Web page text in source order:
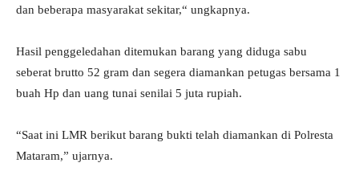
dan beberapa masyarakat sekitar,“ ungkapnya.
Hasil penggeledahan ditemukan barang yang diduga sabu
seberat brutto 52 gram dan segera diamankan petugas bersama 1
buah Hp dan uang tunai senilai 5 juta rupiah.
“Saat ini LMR berikut barang bukti telah diamankan di Polresta
Mataram,” ujarnya.